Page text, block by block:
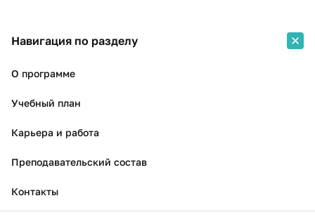
Навигация по разделу
О программе
Учебный план
Карьера и работа
Преподавательский состав
Контакты